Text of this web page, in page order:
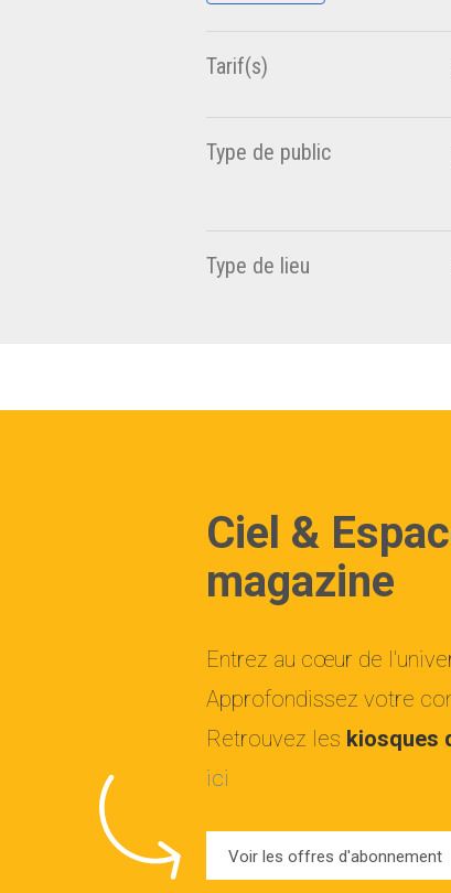
Tarif(s)
Type de public
Type de lieu
Ciel &
magazine
Entrez au cœur de
Approfondissez votre
Retrouvez les kiosques
ici
Voir les offres d'abonnement